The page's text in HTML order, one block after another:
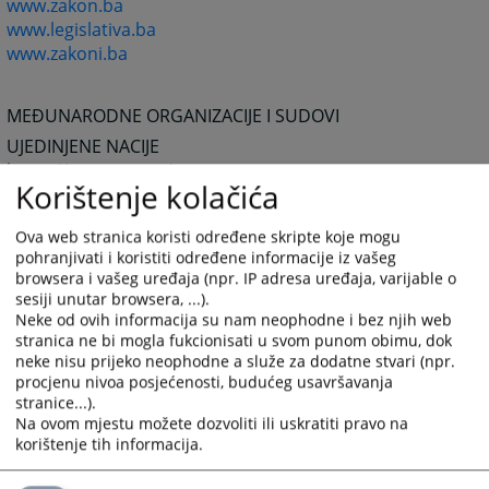
www.zakon.ba
www.legislativa.ba
www.zakoni.ba
MEĐUNARODNE ORGANIZACIJE I SUDOVI
UJEDINJENE NACIJE
https://www.un.org/
MEĐUNARODNI SUD PRAVDE
https://www.icj-cij.org/
MEĐUNARODNI KRIVIČNI TRIBUNAL U HAGU
https://www.un.org/icty/
MEĐUNARODNI KRIVIČNI SUD
https://www.iccnow.org/
EVROPSKO PRAVO I INSTITUCIJE
EVROPSKA UNIJA
https://europa.eu.int/
EVROPSKI SUD
https://curia.eu.int/en/
Korištenje kolačića
Ova web stranica koristi određene skripte koje mogu
pohranjivati i koristiti određene informacije iz vašeg
browsera i vašeg uređaja (npr. IP adresa uređaja, varijable o
sesiji unutar browsera, ...).
Neke od ovih informacija su nam neophodne i bez njih web
stranica ne bi mogla fukcionisati u svom punom obimu, dok
neke nisu prijeko neophodne a služe za dodatne stvari (npr.
procjenu nivoa posjećenosti, budućeg usavršavanja
stranice...).
Na ovom mjestu možete dozvoliti ili uskratiti pravo na
korištenje tih informacija.